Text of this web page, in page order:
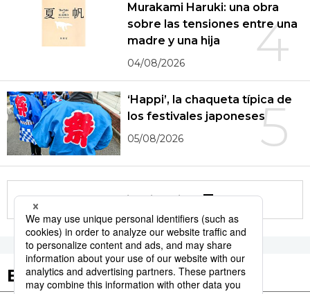
4
Murakami Haruki: una obra
sobre las tensiones entre una
madre y una hija
04/08/2026
5
‘Happi’, la chaqueta típica de
los festivales japoneses
05/08/2026
More in this series
Etiquetas destacadas